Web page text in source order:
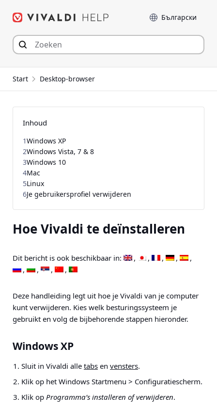
naar
Taal
Start Desktop-browser
Hoe Vivaldi te deïnstalleren
Dit bericht is ook beschikbaar in:
Deze handleiding legt uit hoe je Vivaldi van je computer
kunt verwijderen. Kies welk besturingssysteem je
gebruikt en volg de bijbehorende stappen hieronder.
Windows XP
Sluit in Vivaldi alle tabs en vensters.
Klik op het Windows Startmenu > Configuratiescherm.
Klik op Programma’s installeren of verwijderen.
Inhoud
1Windows XP
2Windows Vista, 7 & 8
3Windows 10
4Mac
5Linux
6Je gebruikersprofiel verwijderen